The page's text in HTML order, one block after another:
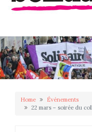
Home
Événements
22 mars – soirée du